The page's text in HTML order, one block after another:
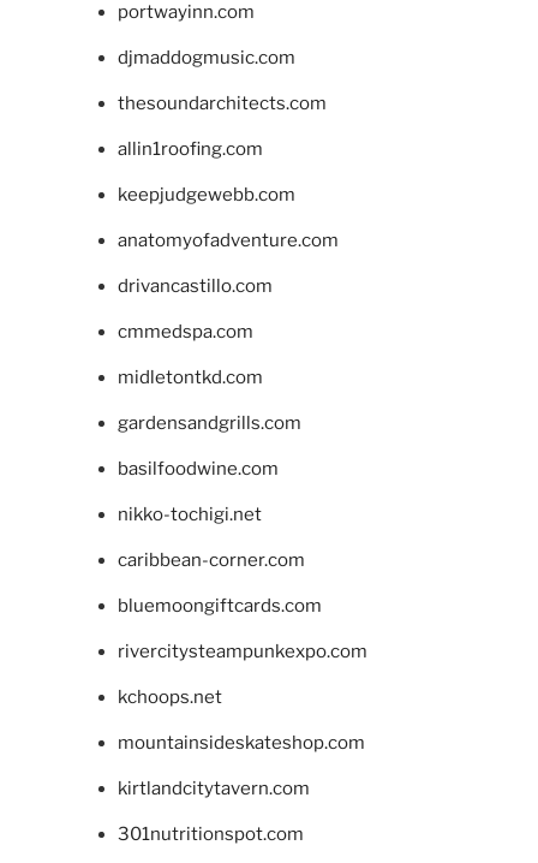
portwayinn.com
djmaddogmusic.com
thesoundarchitects.com
allin1roofing.com
keepjudgewebb.com
anatomyofadventure.com
drivancastillo.com
cmmedspa.com
midletontkd.com
gardensandgrills.com
basilfoodwine.com
nikko-tochigi.net
caribbean-corner.com
bluemoongiftcards.com
rivercitysteampunkexpo.com
kchoops.net
mountainsideskateshop.com
kirtlandcitytavern.com
301nutritionspot.com